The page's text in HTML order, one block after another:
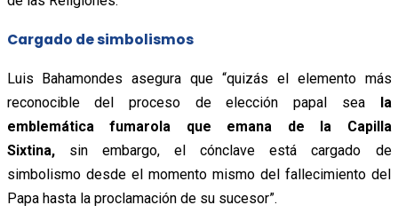
Cargado de simbolismos
Luis Bahamondes asegura que “quizás el elemento más
reconocible del proceso de elección papal sea la
emblemática fumarola que emana de la Capilla
Sixtina, sin embargo, el cónclave está cargado de
simbolismo desde el momento mismo del fallecimiento del
Papa hasta la proclamación de su sucesor”.